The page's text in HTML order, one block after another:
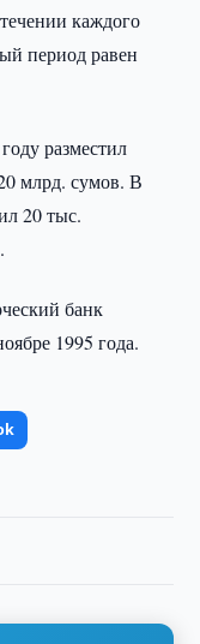
каждого
период равен
разместил
млрд. сумов. В
20 тыс.
банк
1995 года.